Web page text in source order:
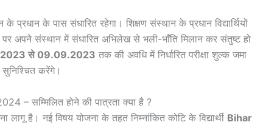
प्रधान के पास संधारित रहेगा। शिक्षण संस्थान के प्रधान विद्यार्थियों
पर अपने संस्थान में संधारित अभिलेख से भली-भाँति मिलान कर संतुष्ट हो
से 09.09.2023 तक की अवधि में निर्धारित परीक्षा शुल्क जमा
सुनिश्चित करेंगे।
– सम्मिलित होने की पात्रता क्या है ?
लागू है। नई विषय योजना के तहत निम्नांकित कोटि के विद्यार्थी Bihar